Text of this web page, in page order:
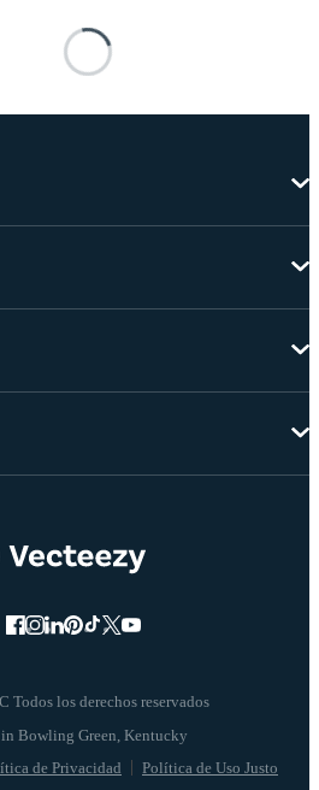
Todos los derechos reservados
de Privacidad Política de Uso Justo